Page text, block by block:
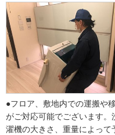
●フロア、敷地内での運搬や
がご対応可能でございます。
濯機の大きさ、重量によって